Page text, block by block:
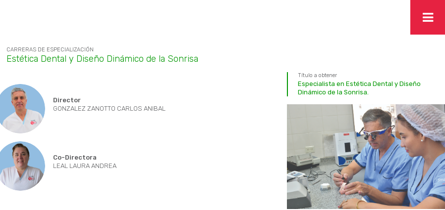
CARRERAS DE ESPECIALIZACIÓN
Estética Dental y Diseño Dinámico de la Sonrisa
Director
GONZALEZ ZANOTTO CARLOS ANIBAL
Co-Directora
LEAL LAURA ANDREA
Título a obtener
Especialista en Estética Dental y Diseño
Dinámico de la Sonrisa.